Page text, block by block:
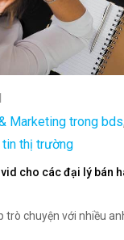
Marketing trong bds,
tin thị trường
cho các đại lý bán
trò chuyện với nhiều